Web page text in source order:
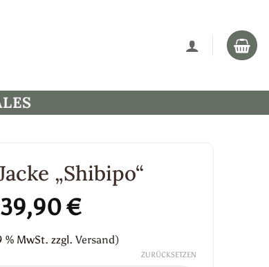
„Shibipo“
39,90€
% MwSt. zzgl. Versand)
ZURÜCKSETZEN